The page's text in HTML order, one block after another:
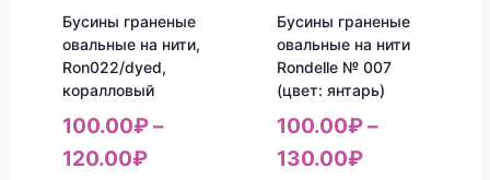
Бусины граненые
овальные на нити,
Ron022/dyed,
коралловый
100.00₽–
120.00₽
Бусины граненые
овальные на нити
Rondelle № 007
(цвет: янтарь)
100.00₽–
130.00₽